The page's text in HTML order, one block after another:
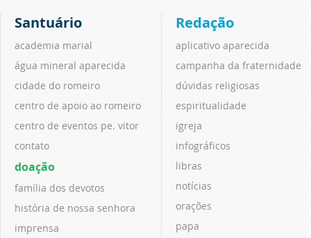
Santuário
academia marial
água mineral aparecida
cidade do romeiro
centro de apoio ao romeiro
centro de eventos pe. vitor
contato
doação
família dos devotos
história de nossa senhora
imprensa
Redação
aplicativo aparecida
campanha da fraternidade
dúvidas religiosas
espiritualidade
igreja
infográficos
libras
notícias
orações
papa